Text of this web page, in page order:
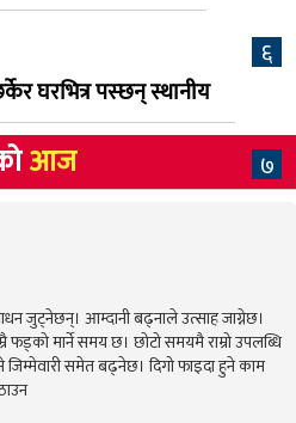
६
घरभित्र पस्छन् स्थानीय
७
आज
जुट्नेछन्। आम्दानी बढ्नाले उत्साह जाग्नेछ।
फड्को मार्ने समय छ। छोटो समयमै राम्रो उपलब्धि
समेत बढ्नेछ। दिगो फाइदा हुने काम